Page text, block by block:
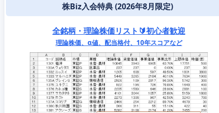
株Biz入会特典 (2026年8月限定)
全銘柄・理論株価リスト🔰初心者歓迎
理論株価、α値、配当格付、10年スコアなど